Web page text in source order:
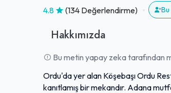
4.8 (134 Değerlendirme)
Hakkımızda
Bu metin yapay zeka tarafından
Ordu'da yer alan Köşebaşı Ordu
kanıtlamış bir mekandır. Adana